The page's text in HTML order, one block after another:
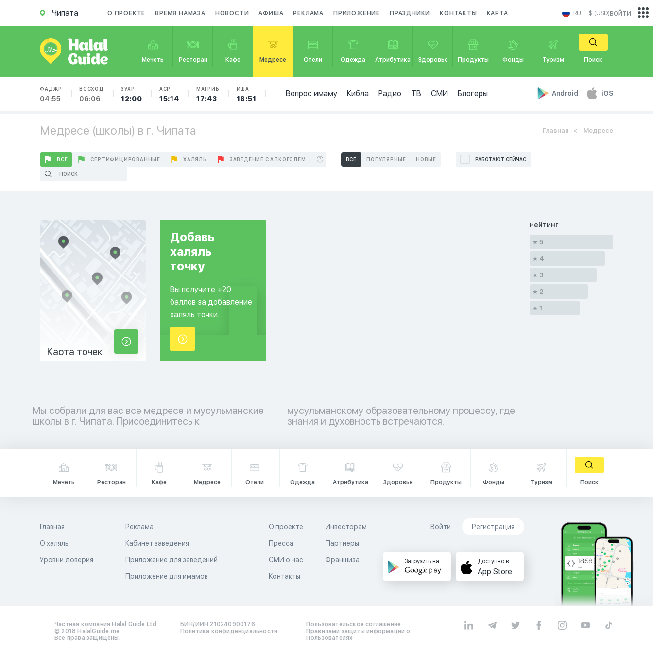
Чипата О ПРОЕКТЕ ВРЕМЯ НАМАЗА НОВОСТИ АФИША РЕКЛАМА ПРИЛОЖЕНИЕ ПРАЗДНИКИ КОНТАКТЫ КАРТА RU $ (USD)
Мечеть Ресторан Кафе Медресе Отели Одежда Атрибутика Здоровье Продукты Фонды Туризм Поиск
ФАДЖР
04:55
ВОСХОД
06:06
ЗУХР
12:00
АСР
15:14
МАГРИБ
17:43
ИША
18:51
Вопрос имаму Кибла Радио ТВ СМИ Блогеры Android iOS
войти
Медресе (школы) в г. Чипата Главная Медресе
ВСЕ СЕРТИФИЦИРОВАННЫЕ ХАЛЯЛЬ ЗАВЕДЕНИЕ С АЛКОГОЛЕМ ВСЕ ПОПУЛЯРНЫЕ НОВЫЕ РАБОТАЮТ СЕЙЧАС
Карта точек
Добавь
халяль
точку
Вы получите +20
баллов за добавление
халяль точки.
Мы собрали для вас все медресе и мусульманские
школы в г. Чипата. Присоединитесь к
мусульманскому образовательному процессу, где
знания и духовность встречаются.
Рейтинг
5
4
3
2
1
Мечеть Ресторан Кафе Медресе Отели Одежда Атрибутика Здоровье Продукты Фонды Туризм Поиск
Главная
О халяль
Уровни доверия
Реклама
Кабинет заведения
Приложение для заведений
Приложение для имамов
О проекте
Пресса
СМИ о нас
Контакты
Инвесторам
Партнеры
Франшиза
Войти Регистрация
Загрузить на Доступно в
App Store
Частная компания Halal Guide Ltd.
© 2018 HalalGuide.me
Все права защищены.
БИН/ИИН 210240900176
Политика конфиденциальности
Пользовательское соглашение
Правилами защиты информации о
Пользователях